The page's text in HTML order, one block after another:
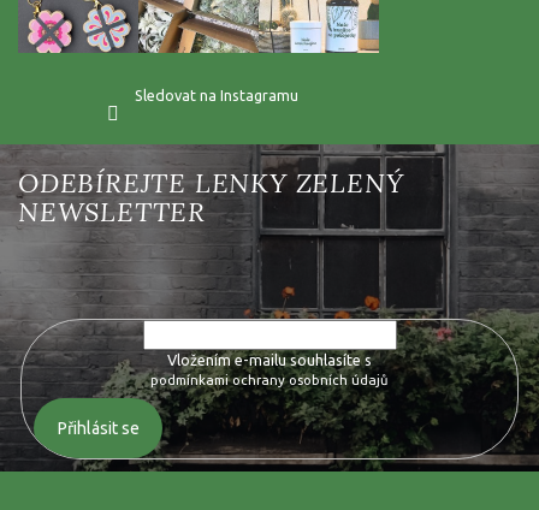
Sledovat na Instagramu
Vložte svůj e-mail a my vám budeme zasílat informace o nových
produktech na našem e-shopu.
Vložením e-mailu souhlasíte s
podmínkami ochrany osobních údajů
Přihlásit se